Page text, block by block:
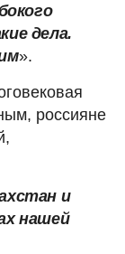
дела.
».
россияне
и
нашей